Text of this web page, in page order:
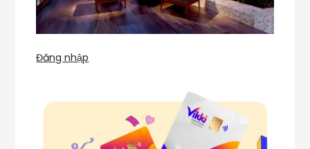
Đăng nhập